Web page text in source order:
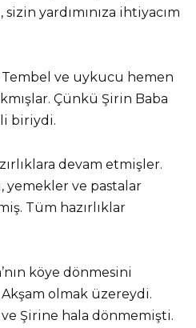
yardımınıza ihtiyacım
Tembel ve uykucu hemen
Çünkü Şirin Baba
biriydi.
devam etmişler.
yemekler ve pastalar
Tüm hazırlıklar
köye dönmesini
Akşam olmak üzereydi.
ve Şirine hala dönmemişti.